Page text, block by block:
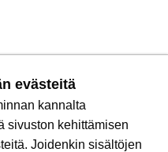
evästeitä
kannalta
sivuston kehittämisen
Joidenkin sisältöjen
valtakunnallinen
ikääntyvien ja